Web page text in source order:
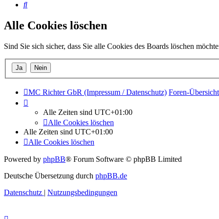
Suche
Alle Cookies löschen
Sind Sie sich sicher, dass Sie alle Cookies des Boards löschen
MC Richter GbR (Impressum / Datenschutz) Foren-Übersicht
Alle Zeiten sind UTC+01:00
Alle Cookies löschen
Alle Zeiten sind UTC+01:00
Alle Cookies löschen
Powered by phpBB® Forum Software © phpBB Limited
Deutsche Übersetzung durch phpBB.de
Datenschutz | Nutzungsbedingungen